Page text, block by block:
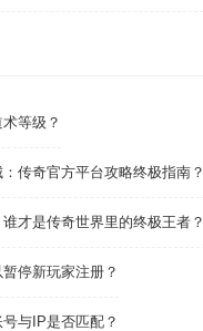
等级？
传奇官方平台攻略终极指南？
才是传奇世界里的终极王者？
停新玩家注册？
与IP是否匹配？